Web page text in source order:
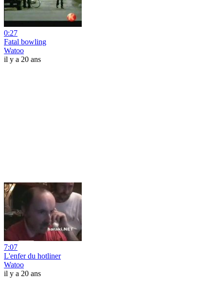
0:27
Fatal bowling
Watoo
il y a 20 ans
7:07
L'enfer du hotliner
Watoo
il y a 20 ans